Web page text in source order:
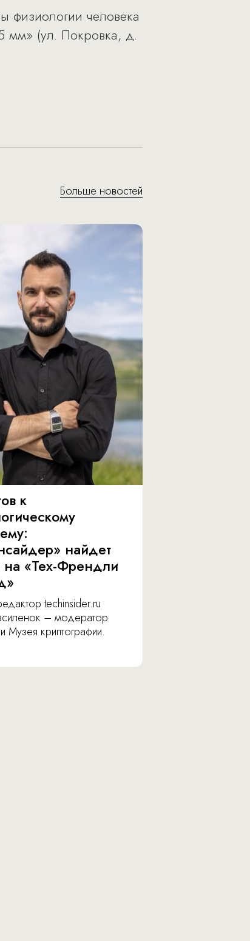
физиологии человека
мм» (ул. Покровка, д.
Больше новостей
к
найдет
на «Тех-Френдли
techinsider.ru
– модератор
Музея криптографии.